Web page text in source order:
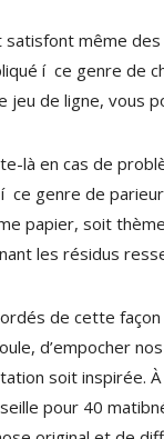
même
í ce genre de
jeu de ligne,
là en cas de
ce genre de
papier, soit
les résidus
de cette
d’empocher
soit inspirée.
pour 40